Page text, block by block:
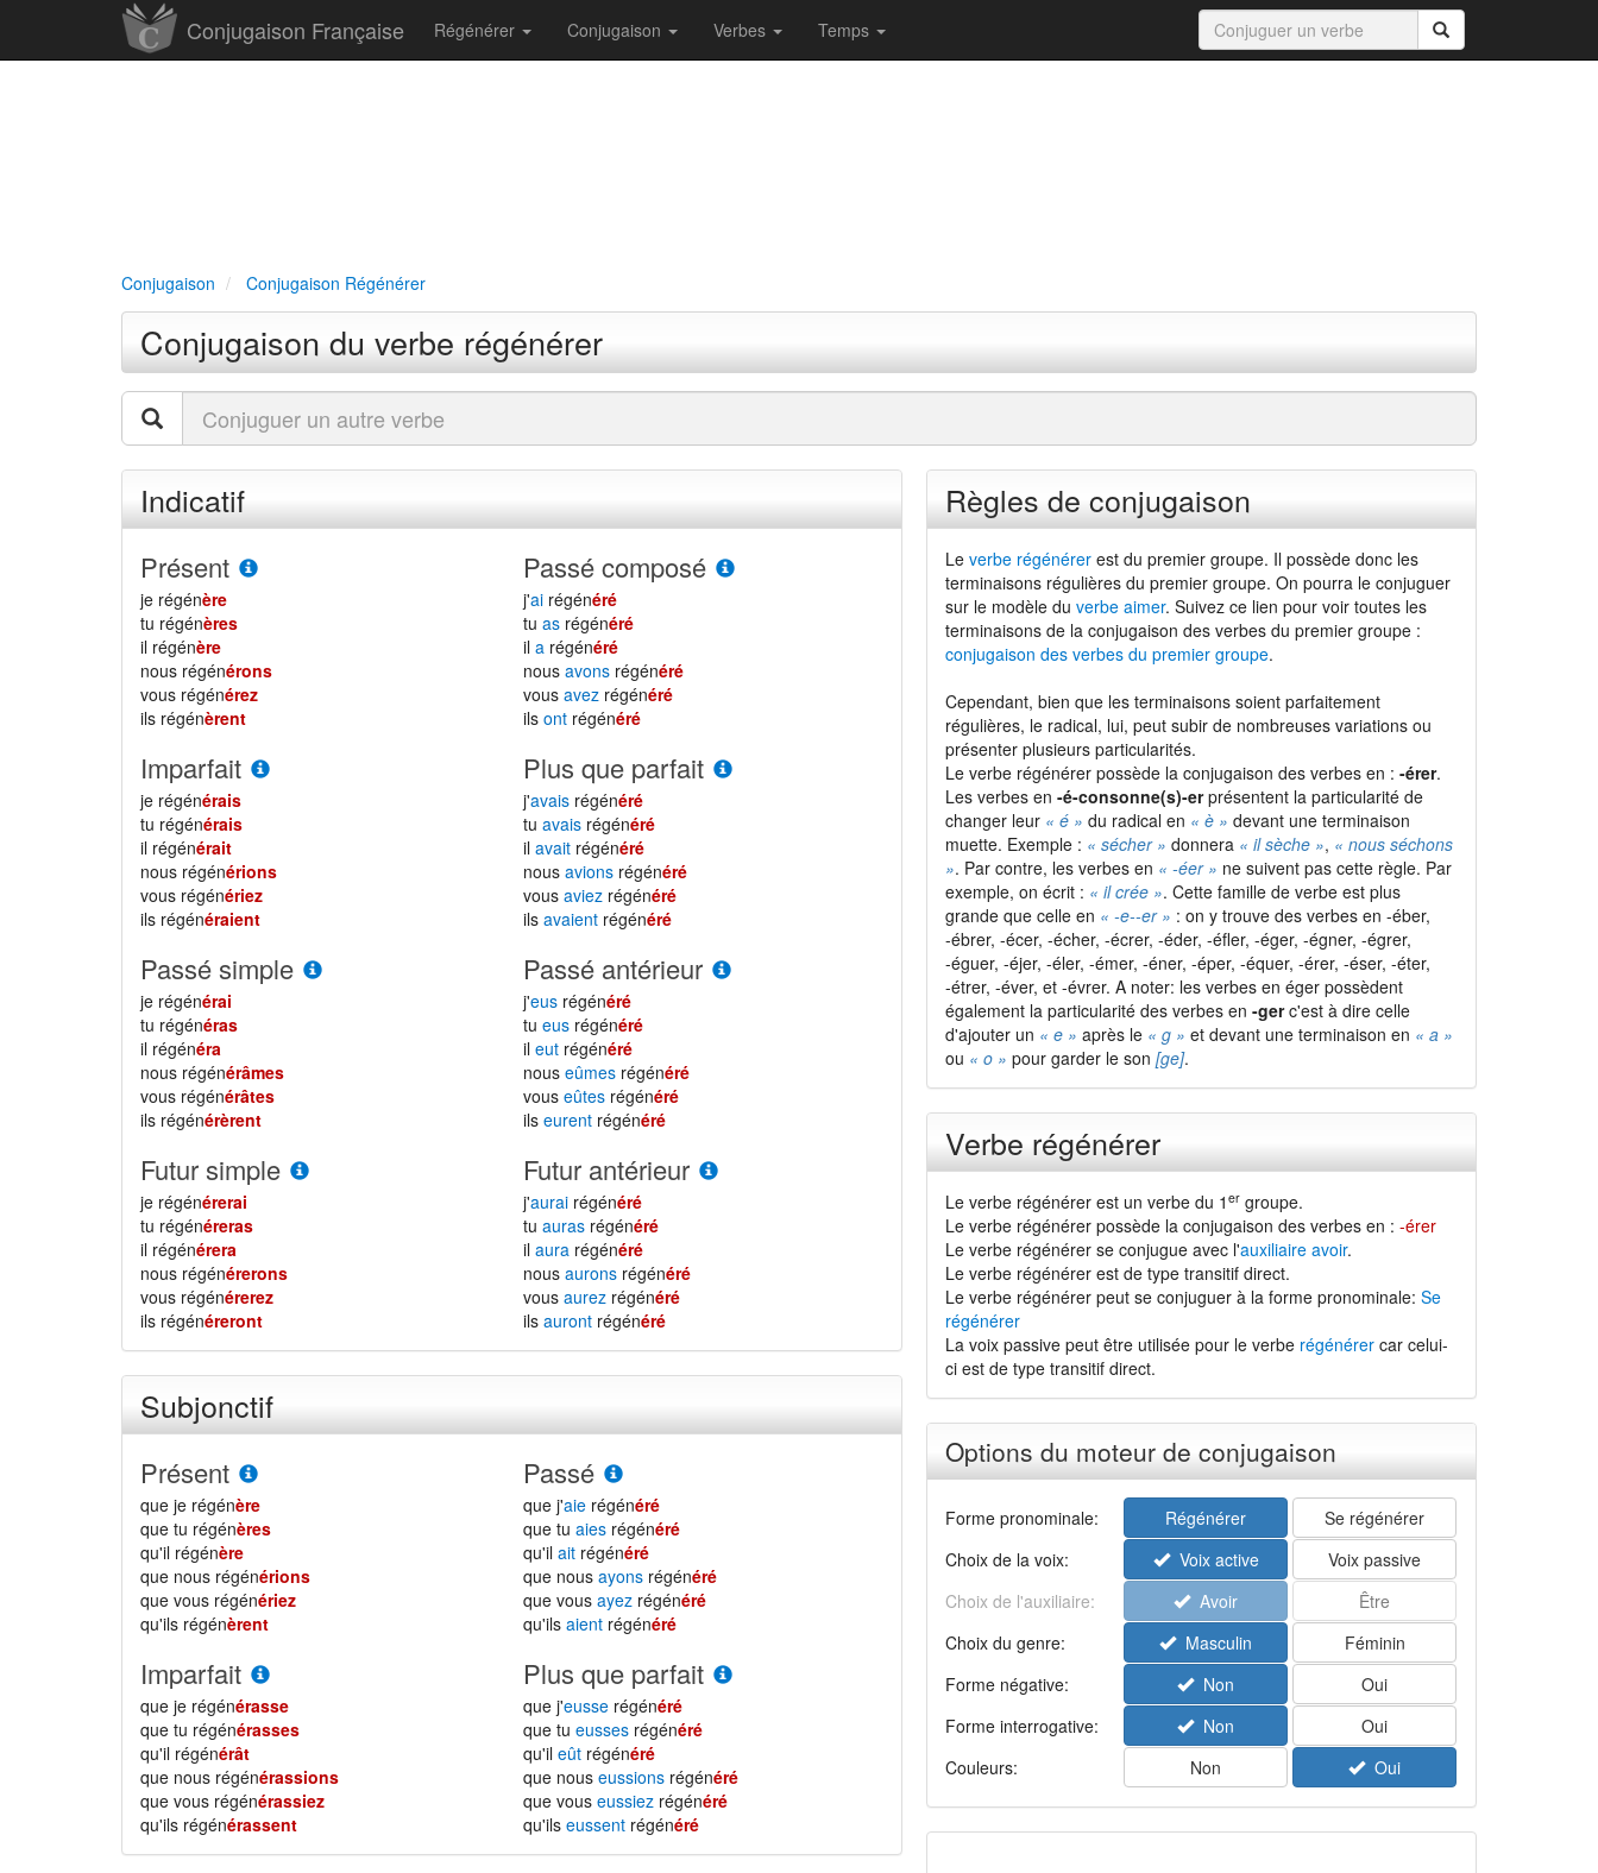
Conjugaison Française Régénérer Conjugaison Verbes Temps
Conjugaison Conjugaison Régénérer
Conjugaison du verbe régénérer
Indicatif
Présent
je régénère
tu régénères
il régénère
nous régénérons
vous régénérez
ils régénèrent
Passé composé
j'ai régénéré
tuas régénéré
ila régénéré
nousavons régénéré
vousavez régénéré
ilsont régénéré
Imparfait
je régénérais
tu régénérais
il régénérait
nous régénérions
vous régénériez
ils régénéraient
Plus que parfait
j'avais régénéré
tuavais régénéré
ilavait régénéré
nousavions régénéré
vousaviez régénéré
ilsavaient régénéré
Passé simple
je régénérai
tu régénéras
il régénéra
nous régénérâmes
vous régénérâtes
ils régénérèrent
Passé antérieur
j'eus régénéré
tueus régénéré
ileut régénéré
nouseûmes régénéré
vouseûtes régénéré
ilseurent régénéré
Futur simple
je régénérerai
tu régénéreras
il régénérera
nous régénérerons
vous régénérerez
ils régénéreront
Futur antérieur
j'aurai régénéré
tuauras régénéré
ilaura régénéré
nousaurons régénéré
vousaurez régénéré
ilsauront régénéré
Subjonctif
Présent
que je régénère
que tu régénères
qu'il régénère
que nous régénérions
que vous régénériez
qu'ils régénèrent
Passé
que j'aie régénéré
que tuaies régénéré
qu'ilait régénéré
que nousayons régénéré
que vousayez régénéré
qu'ilsaient régénéré
Imparfait
que je régénérasse
que tu régénérasses
qu'il régénérât
que nous régénérassions
que vous régénérassiez
qu'ils régénérassent
Plus que parfait
que j'eusse régénéré
que tueusses régénéré
qu'ileût régénéré
que nouseussions régénéré
que vouseussiez régénéré
qu'ilseussent régénéré
Règles de conjugaison
Le verbe régénérerest du premier groupe. Il possède donc les
terminaisons régulières du premier groupe. On pourra le conjuguer
sur le modèle du verbe aimer. Suivez ce lien pour voir toutes les
terminaisons de la conjugaison des verbes du premier groupe :
conjugaison des verbes du premier groupe.
Cependant, bien que les terminaisons soient parfaitement
régulières, le radical, lui, peut subir de nombreuses variations ou
présenter plusieurs particularités.
Le verbe régénérer possède la conjugaison des verbes en : -érer.
Les verbes en -é-consonne(s)-erprésentent la particularité de
changer leur « é » du radical en « è » devant une terminaison
muette. Exemple : « sécher » donnera « il sèche », « nous séchons
». Par contre, les verbes en « -éer » ne suivent pas cette règle. Par
exemple, on écrit : « il crée ». Cette famille de verbe est plus
grande que celle en « -e--er » : on y trouve des verbes en -éber,
-ébrer, -écer, -écher, -écrer, -éder, -éfler, -éger, -égner, -égrer,
-éguer, -éjer, -éler, -émer, -éner, -éper, -équer, -érer, -éser, -éter,
-étrer, -éver, et -évrer. A noter: les verbes en éger possèdent
également la particularité des verbes en -gerc'est à dire celle
d'ajouter un « e » après le « g » et devant une terminaison en « a »
ou « o » pour garder le son [ge].
Verbe régénérer
Le verbe régénérer est un verbe du 1 ergroupe.
Le verbe régénérer possède la conjugaison des verbes en : -érer
Le verbe régénérer se conjugue avec l'auxiliaire avoir.
Le verbe régénérer est de type transitif direct.
Le verbe régénérer peut se conjuguer à la forme pronominale: Se
régénérer
La voix passive peut être utilisée pour le verbe régénérercar celui-
ci est de type transitif direct.
Options du moteur de conjugaison
Forme pronominale: Régénérer
Se régénérer
Choix de la voix:
Voix active
Voix passive
Choix de l'auxiliaire:
Avoir
Être
Choix du genre:
Masculin
Féminin
Forme négative:
Non
Oui
Forme interrogative:
Non
Oui
Couleurs:
Non Oui